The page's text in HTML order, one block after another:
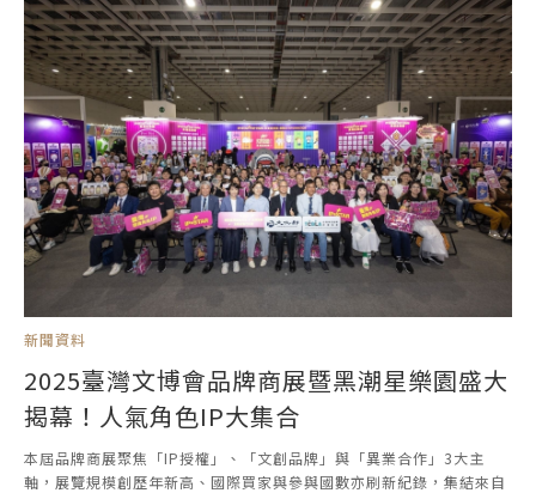
新聞資料
2025臺灣文博會品牌商展暨黑潮星樂園盛大
揭幕！人氣角色IP大集合
本屆品牌商展聚焦「IP授權」、「文創品牌」與「異業合作」3大主
軸，展覽規模創歷年新高、國際買家與參與國數亦刷新紀錄，集結來自